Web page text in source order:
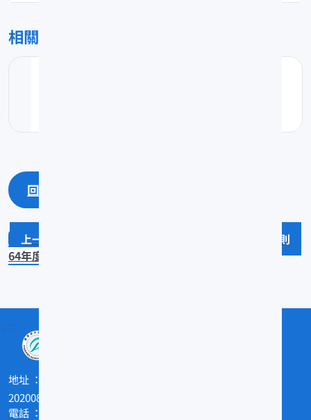
相關檔案
回上一頁
64年度鯔魚之漁況及生物調查研究
:::
地址
202008基隆市和一路199號
電話